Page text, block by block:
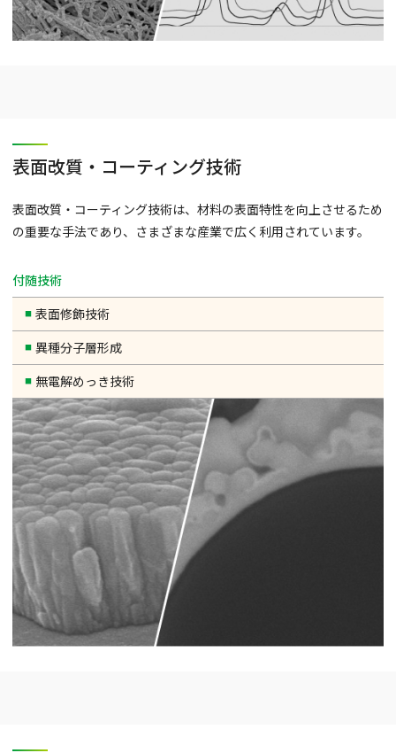
表面改質・コーティング技術
表面改質・コーティング技術は、材料の表面特性を向上させるため
の重要な手法であり、さまざまな産業で広く利用されています。
付随技術
表面修飾技術
異種分子層形成
無電解めっき技術